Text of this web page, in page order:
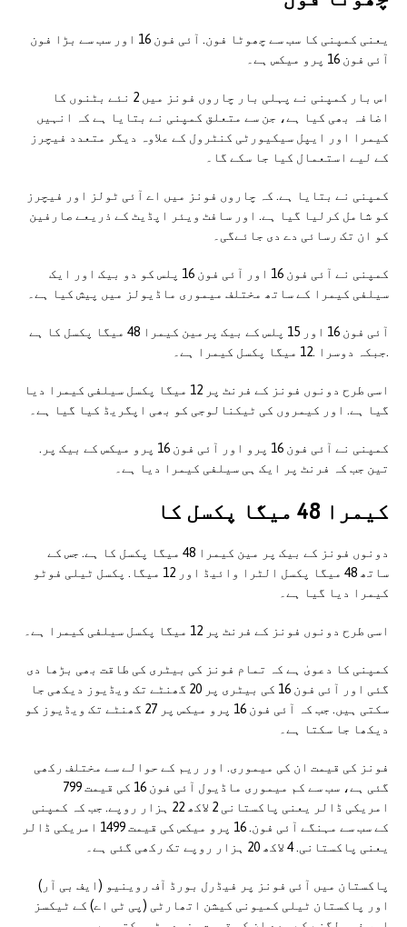
یعنی کمپنی کا سب سے چھوٹا فون. آئی فون 16 اور سب سے بڑا فون
آئی فون 16 پرو میکس ہے۔
اس بار کمپنی نے پہلی بار چاروں فونز میں 2 نئے بٹنوں کا
اضافہ بھی کیا ہے، جن سے متعلق کمپنی نے بتایا ہے کہ انہیں
کیمرا اور ایپل سیکیورٹی کنٹرول کے علاوہ دیگر متعدد فیچرز
کے لیے استعمال کیا جا سکے گا۔
کمپنی نے بتایا ہے. کہ چاروں فونز میں اے آئی ٹولز اور فیچرز
کو شامل کرلیا گیا ہے. اور سافٹ ویئر اپڈیٹ کے ذریعے صارفین
کو ان تک رسائی دے دی جائےگی۔
کمپنی نے آئی فون 16 اور آئی فون 16 پلس کو دو بیک اور ایک
سیلفی کیمرا کے ساتھ مختلف میموری ماڈیولز میں پیش کیا ہے۔
آئی فون 16 اور 15 پلس کے بیک پرمین کیمرا 48 میگا پکسل کا ہے
.جبکہ دوسرا .12 میگا پکسل کیمرا ہے۔
اسی طرح دونوں فونز کے فرنٹ پر 12 میگا پکسل سیلفی کیمرا دیا
گیا ہے. اور کیمروں کی ٹیکنالوجی کو بھی اپگریڈ کیا گیا ہے۔
کمپنی نے آئی فون 16 پرو اور آئی فون 16 پرو میکس کے بیک پر.
تین جب کہ فرنٹ پر ایک ہی سیلفی کیمرا دیا ہے۔
کیمرا 48 میگا پکسل کا
دونوں فونز کے بیک پر مین کیمرا 48 میگا پکسل کا ہے. جس کے
ساتھ 48 میگا پکسل الٹرا وائیڈ اور 12 میگا. پکسل ٹیلی فوٹو
کیمرا دیا گیا ہے۔
اسی طرح دونوں فونز کے فرنٹ پر 12 میگا پکسل سیلفی کیمرا ہے۔
کمپنی کا دعویٰ ہے کہ تمام فونز کی بیٹری کی طاقت بھی بڑھا دی
گئی اور آئی فون 16 کی بیٹری پر 20 گھنٹے تک ویڈیوز دیکھی جا
سکتی ہیں. جب کہ آئی فون 16 پرو میکس پر 27 گھنٹے تک ویڈیوز کو
دیکھا جا سکتا ہے۔
فونز کی قیمت ان کی میموری. اور ریم کے حوالے سے مختلف رکھی
گئی ہے، سب سے کم میموری ماڈیول آئی فون 16 کی قیمت 799
امریکی ڈالر یعنی پاکستانی 2 لاکھ 22 ہزار روپے. جب کہ کمپنی
کے سب سے مہنگے آئی فون. 16 پرو میکس کی قیمت 1499 امریکی ڈالر
یعنی پاکستانی. 4 لاکھ 20 ہزار روپے تک رکھی گئی ہے۔
پاکستان میں آئی فونز پر فیڈرل بورڈ آف روینیو (ایف بی آر)
اور پاکستان ٹیلی کمیونی کیشن اتھارٹی (پی ٹی اے) کے ٹیکسز